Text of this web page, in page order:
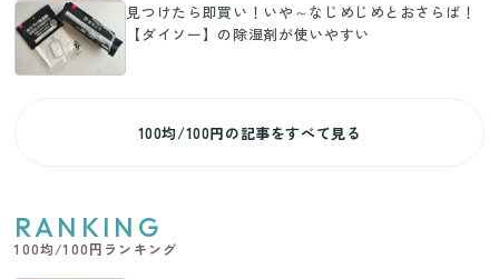
見つけたら即買い！いや～なじめじめとおさらば！
【ダイソー】の除湿剤が使いやすい
100均/100円の記事をすべて見る
RANKING
100均/100円ランキング